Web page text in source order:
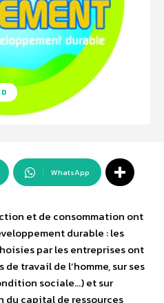
WhatsApp
et de consommation ont
durable : les
par les entreprises ont
travail de l’homme, sur ses
sociale…) et sur
capital de ressources